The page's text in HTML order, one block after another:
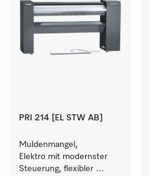
PRI 214 [EL STW AB]
Muldenmangel,
Elektro mit modernster
Steuerung, flexibler